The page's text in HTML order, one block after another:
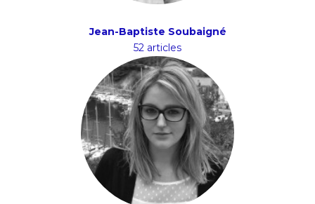
Jean-Baptiste Soubaigné
52 articles